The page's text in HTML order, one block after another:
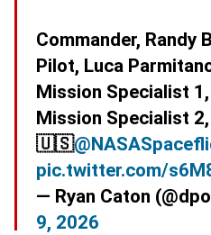
Commander,
Pilot, Luca
Mission Specialist
Mission Specialist
🇺🇸
pic.twitter.com/
— Ryan Caton
9, 2026